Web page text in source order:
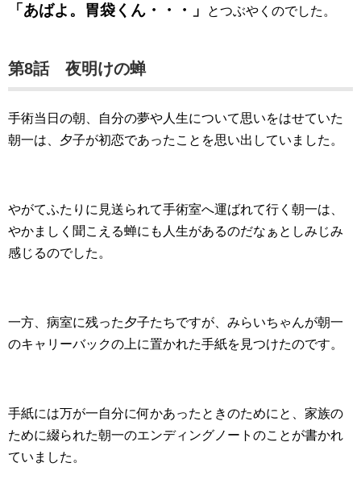
「あばよ。胃袋くん・・・」 とつぶやくのでした。
第8話 夜明けの蝉
手術当日の朝、自分の夢や人生について思いをはせていた
朝一は、夕子が初恋であったことを思い出していました。
やがてふたりに見送られて手術室へ運ばれて行く朝一は、
やかましく聞こえる蝉にも人生があるのだなぁとしみじみ
感じるのでした。
一方、病室に残った夕子たちですが、みらいちゃんが朝一
のキャリーバックの上に置かれた手紙を見つけたのです。
手紙には万が一自分に何かあったときのためにと、家族の
ために綴られた朝一のエンディングノートのことが書かれ
ていました。